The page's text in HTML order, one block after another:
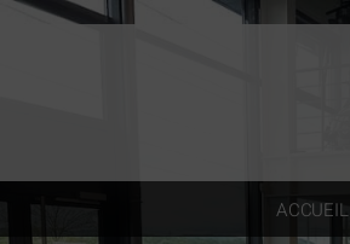
ACCUEIL
Paramètres avancés des cookies